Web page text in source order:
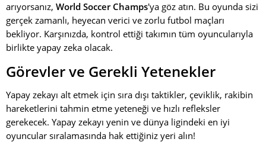
arıyorsanız, World Soccer Champs'ya göz atın. Bu oyunda sizi
gerçek zamanlı, heyecan verici ve zorlu futbol maçları
bekliyor. Karşınızda, kontrol ettiği takımın tüm oyuncularıyla
birlikte yapay zeka olacak.
Görevler ve Gerekli Yetenekler
Yapay zekayı alt etmek için sıra dışı taktikler, çeviklik, rakibin
hareketlerini tahmin etme yeteneği ve hızlı refleksler
gerekecek. Yapay zekayı yenin ve dünya ligindeki en iyi
oyuncular sıralamasında hak ettiğiniz yeri alın!